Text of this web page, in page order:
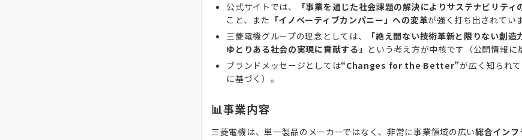
公式サイトでは、
「事業を通じた社会課題の解決によりサステナビリティ
こと、また 「イノベーティブカンパニー」への変革が強く打ち出されていま
三菱電機グループの理念としては、
「絶え間ない技術革新と限りない創造
ゆとりある社会の実現に貢献する」 という考え方が中核です（公開情報に
ブランドメッセージとしては“Changes for the Better”が広く知られ
に基づく）。
📊事業内容
三菱電機は、単一製品のメーカーではなく、非常に事業領域の広い総合インフ